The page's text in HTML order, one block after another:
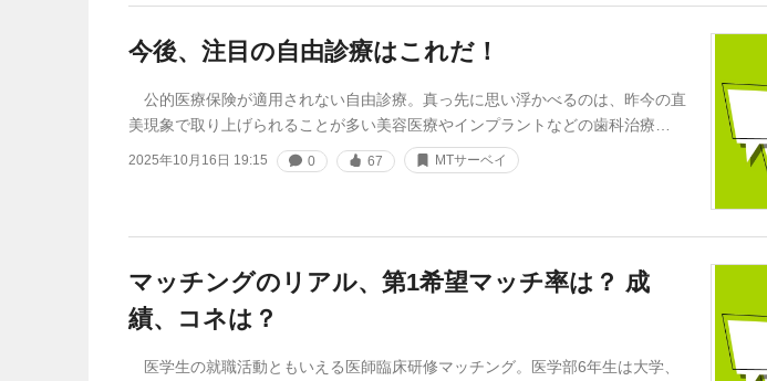
今後、注目の自由診療はこれだ！
公的医療保険が適用されない自由診療。真っ先に思い浮かべるのは、昨今の直
美現象で取り上げられることが多い美容医療やインプラントなどの歯科治療…
2025年10月16日 19:15 0 67 MTサーベイ
マッチングのリアル、第1希望マッチ率は？ 成
績、コネは？
医学生の就職活動ともいえる医師臨床研修マッチング。医学部6年生は大学、